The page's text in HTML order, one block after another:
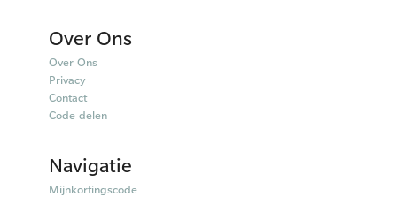
Over Ons
Over Ons
Privacy
Contact
Code delen
Navigatie
Mijnkortingscode